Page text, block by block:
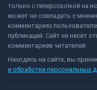
только с гиперссылкой на
может не совпадать с
комментариях
публикаций. Сайт не несёт
комментариев читателей.
Находясь на сайте, вы
и обработки персональных